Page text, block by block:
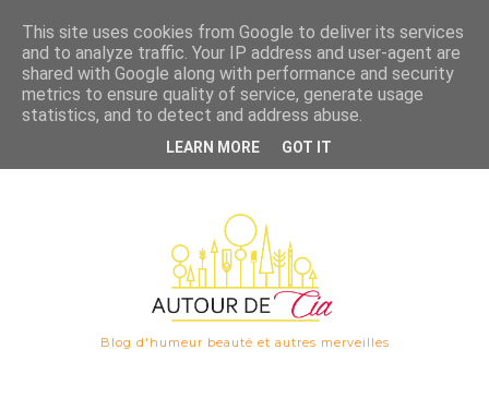

Blog d'humeur beauté et autres merveilles
This site uses cookies from Google to deliver its services
and to analyze traffic. Your IP address and user-agent are
shared with Google along with performance and security
metrics to ensure quality of service, generate usage
statistics, and to detect and address abuse.
LEARN MORE GOT IT